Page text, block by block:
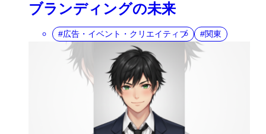
ブランディングの未来
広告・イベント・クリエイティブ 関東